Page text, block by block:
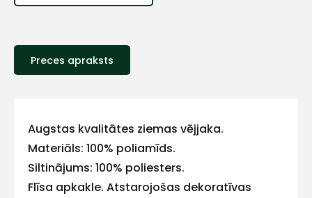
Preces apraksts
Augstas kvalitātes ziemas vējjaka.
Materiāls: 100% poliamīds.
Siltinājums: 100% poliesters.
Flīsa apkakle. Atstarojošas dekoratīvas